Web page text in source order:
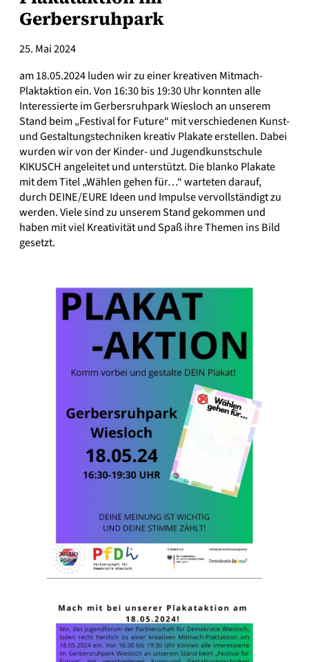
Gerbersruhpark
25. Mai 2024
am 18.05.2024 luden wir zu einer kreativen Mitmach-
Plaktaktion ein. Von 16:30 bis 19:30 Uhr konnten alle
Interessierte im Gerbersruhpark Wiesloch an unserem
Stand beim „Festival for Future“ mit verschiedenen Kunst-
und Gestaltungstechniken kreativ Plakate erstellen. Dabei
wurden wir von der Kinder- und Jugendkunstschule
KIKUSCH angeleitet und unterstützt. Die blanko Plakate
mit dem Titel „Wählen gehen für…“ warteten darauf,
durch DEINE/EURE Ideen und Impulse vervollständigt zu
werden. Viele sind zu unserem Stand gekommen und
haben mit viel Kreativität und Spaß ihre Themen ins Bild
gesetzt.